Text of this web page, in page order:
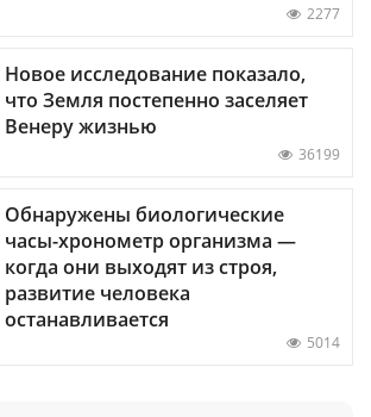
2277
Новое исследование показало,
что Земля постепенно заселяет
Венеру жизнью
36199
Обнаружены биологические
часы-хронометр организма —
когда они выходят из строя,
развитие человека
останавливается
5014